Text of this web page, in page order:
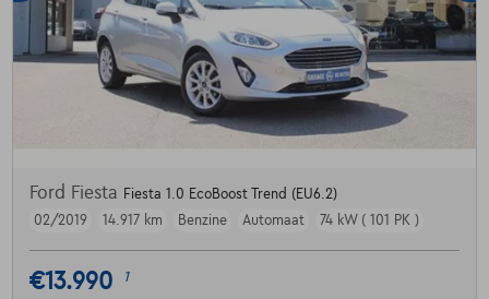
Ford Fiesta Fiesta 1.0 EcoBoost Trend (EU6.2)
02/2019
14.917 km Benzine Automaat 74 kW ( 101 PK )
€13.990 1